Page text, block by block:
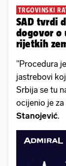
TRGOVINSKI
SAD tvrdi
dogovor o
rijetkih
"Procedura
jastrebovi
Srbija se tu
ocijenio je
Stanojević.